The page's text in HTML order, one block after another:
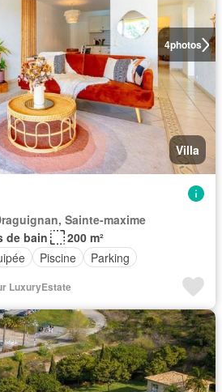
4photos
Villa
Sainte-maxime
de bain
200 m²
Piscine Parking
LuxuryEstate